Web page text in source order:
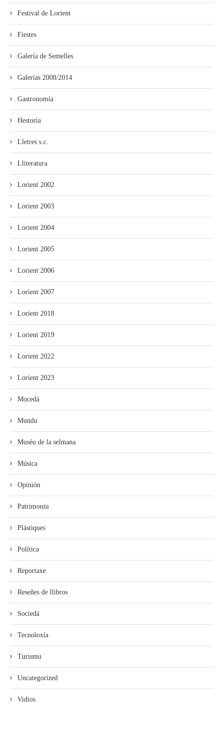
Festival de Lorient
Fiestes
Galería de Semelles
Galerías 2008/2014
Gastronomía
Hestoria
Lletres s.c.
Lliteratura
Lorient 2002
Lorient 2003
Lorient 2004
Lorient 2005
Lorient 2006
Lorient 2007
Lorient 2018
Lorient 2019
Lorient 2022
Lorient 2023
Mocedá
Mundu
Muséu de la selmana
Música
Opinión
Patrimoniu
Plástiques
Política
Reportaxe
Reseñes de llibros
Sociedá
Tecnoloxía
Turismu
Uncategorized
Vidios